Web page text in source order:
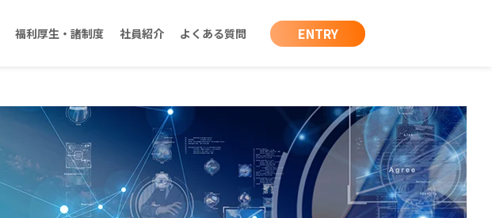
福利厚生・諸制度 社員紹介 よくある質問 ENTRY